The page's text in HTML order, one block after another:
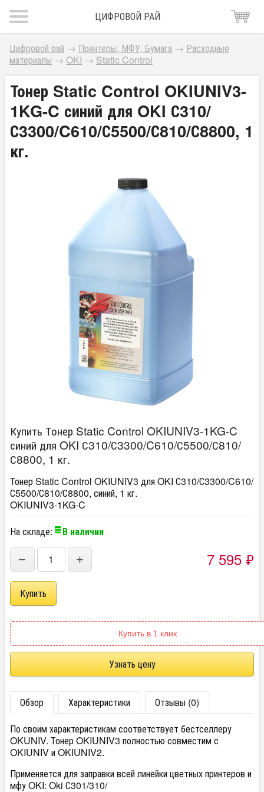
ЦИФРОВОЙ РАЙ
Цифровой рай → Принтеры, МФУ, Бумага → Расходные
материалы → OKI → Static Control
Тонер Static Control OKIUNIV3-
1KG-C синий для OKI С310/
С3300/C610/С5500/С810/С8800, 1
кг.
Купить Тонер Static Control OKIUNIV3-1KG-C
синий для OKI С310/С3300/C610/С5500/С810/
С8800, 1 кг.
Тонер Static Control OKIUNIV3 для OKI С310/С3300/C610/
С5500/С810/С8800, синий, 1 кг.
OKIUNIV3-1KG-C
На складе:
В наличии
− + 7 595 ₽
Купить в 1 клик
Узнать цену
Обзор Характеристики
Отзывы (0)
По своим характеристикам соответствует бестселлеру
OKUNIV. Тонер OKIUNIV3 полностью совместим с
OKIUNIV и OKIUNIV2.
Применяется для заправки всей линейки цветных принтеров и
мфу OKI: Oki С301/310/